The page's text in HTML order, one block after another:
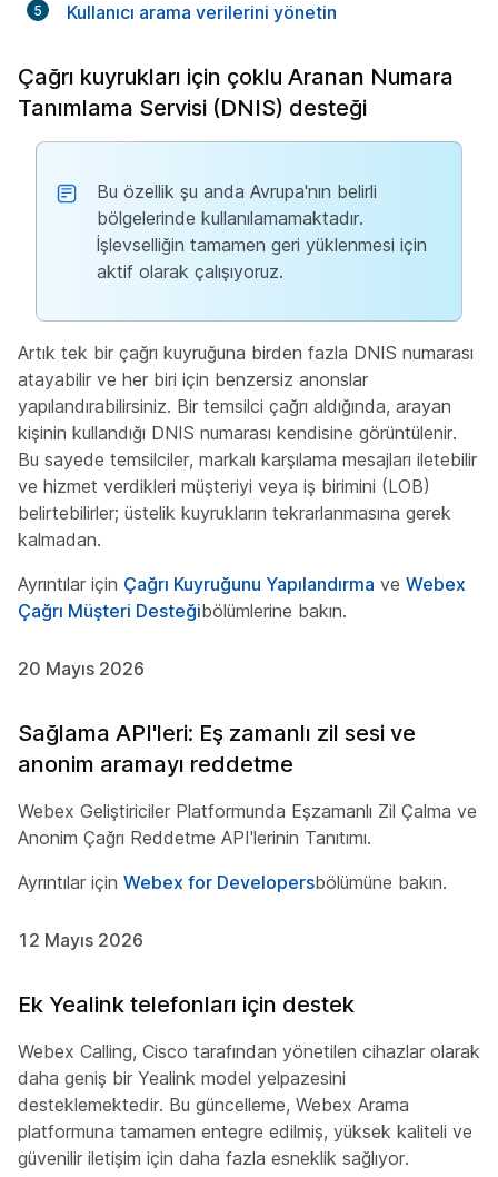
Kullanıcı arama verilerini yönetin
Çağrı kuyrukları için çoklu Aranan Numara
Tanımlama Servisi (DNIS) desteği
Bu özellik şu anda Avrupa'nın belirli
bölgelerinde kullanılamamaktadır.
İşlevselliğin tamamen geri yüklenmesi için
aktif olarak çalışıyoruz.
Artık tek bir çağrı kuyruğuna birden fazla DNIS numarası
atayabilir ve her biri için benzersiz anonslar
yapılandırabilirsiniz. Bir temsilci çağrı aldığında, arayan
kişinin kullandığı DNIS numarası kendisine görüntülenir.
Bu sayede temsilciler, markalı karşılama mesajları iletebilir
ve hizmet verdikleri müşteriyi veya iş birimini (LOB)
belirtebilirler; üstelik kuyrukların tekrarlanmasına gerek
kalmadan.
Ayrıntılar için Çağrı Kuyruğunu Yapılandırma ve Webex
Çağrı Müşteri Desteğibölümlerine bakın.
20 Mayıs 2026
Sağlama API'leri: Eş zamanlı zil sesi ve
anonim aramayı reddetme
Webex Geliştiriciler Platformunda Eşzamanlı Zil Çalma ve
Anonim Çağrı Reddetme API'lerinin Tanıtımı.
Ayrıntılar için Webex for Developersbölümüne bakın.
12 Mayıs 2026
Ek Yealink telefonları için destek
Webex Calling, Cisco tarafından yönetilen cihazlar olarak
daha geniş bir Yealink model yelpazesini
desteklemektedir. Bu güncelleme, Webex Arama
platformuna tamamen entegre edilmiş, yüksek kaliteli ve
güvenilir iletişim için daha fazla esneklik sağlıyor.